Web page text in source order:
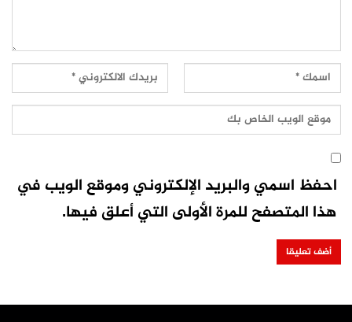
احفظ اسمي والبريد الإلكتروني وموقع الويب في
هذا المتصفح للمرة الأولى التي أعلق فيها.